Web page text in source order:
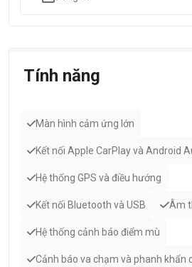
Tính năng
Màn hình cảm ứng lớn
Kết nối Apple CarPlay và Android
Hệ thống GPS và điều hướng
Kết nối Bluetooth và USB Âm
Hệ thống cảnh báo điểm mù
Cảnh báo va chạm và phanh khẩn